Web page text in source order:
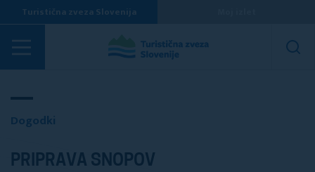
Turistična zveza Slovenija
Dogodki
Dogodki
PRIPRAVA SNOPOV